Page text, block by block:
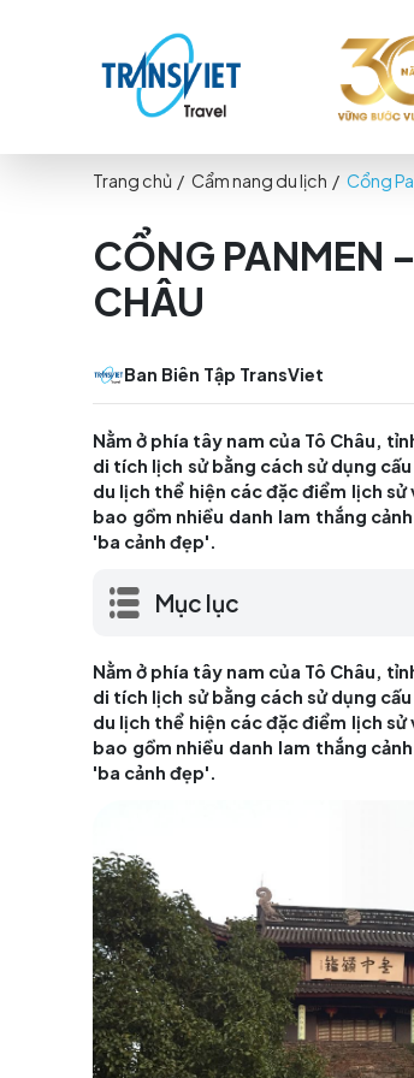
CỔNG
CHÂU
Ban Biên Tập TransViet
Nằm ở phía tây nam của Tô
di tích lịch sử bằng cách sử
du lịch thể hiện các đặc
bao gồm nhiều danh lam
Mục lục
Nằm ở phía tây nam của Tô
di tích lịch sử bằng cách sử
du lịch thể hiện các đặc
bao gồm nhiều danh lam
'ba cảnh đẹp'.